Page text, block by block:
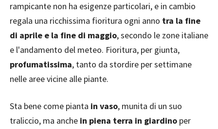
rampicante non ha esigenze particolari, e in cambio
regala una ricchissima fioritura ogni anno tra la fine
di aprile e la fine di maggio, secondo le zone italiane
e l'andamento del meteo. Fioritura, per giunta,
profumatissima, tanto da stordire per settimane
nelle aree vicine alle piante.
Sta bene come pianta in vaso, munita di un suo
traliccio, ma anche in piena terra in giardino per